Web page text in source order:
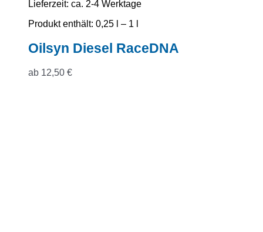
Lieferzeit: ca. 2-4 Werktage
Produkt enthält: 0,25
– 1
Oilsyn Diesel RaceDNA
ab 12,50 €